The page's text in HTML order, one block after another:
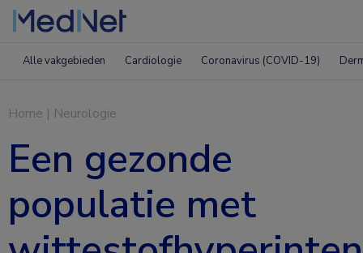
Alle vakgebieden Cardiologie Coronavirus (COVID-19)
Home | Neurologie
Een gezonde
populatie met